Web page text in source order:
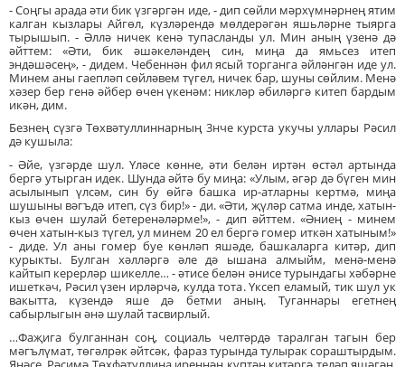
- Соңгы арада әти бик үзгәргән иде, - дип сөйли мәрхүмнәрнең ятим
калган кызлары Айгөл, күзләрендә мөлдерәгән яшьләрне тыярга
тырышып. - Әллә ничек кенә тупасланды ул. Мин аның үзенә дә
әйттем: «Әти, бик әшәкеләндең син, миңа да ямьсез итеп
эндәшәсең», - дидем. Чебеннән фил ясый торганга әйләнгән иде ул.
Минем аны гаепләп сөйләвем түгел, ничек бар, шуны сөйлим. Менә
хәзер бер генә әйбер өчен үкенәм: никләр әбиләргә китеп бардым
икән, дим.
Безнең сүзгә Төхвәтуллиннарның 3нче курста укучы уллары Рәсил
дә кушыла:
- Әйе, үзгәрде шул. Үләсе көнне, әти белән иртән өстәл артында
бергә утырган идек. Шунда әйтә бу миңа: «Улым, әгәр дә бүген мин
асылынып үлсәм, син бу өйгә башка ир-атларны кертмә, миңа
шушыны вәгъдә итеп, сүз бир!» - ди. «Әти, җүләр сатма инде, хатын-
кыз өчен шулай бетеренәләрме!», - дип әйттем. «Әниең - минем
өчен хатын-кыз түгел, ул минем 20 ел бергә гомер иткән хатыным!»
- диде. Ул аны гомер буе көнләп яшәде, башкаларга китәр, дип
курыкты. Булган хәлләргә әле дә ышана алмыйм, менә-менә
кайтып керерләр шикелле… - әтисе белән әнисе турындагы хәбәрне
ишеткәч, Рәсил үзен ирләрчә, кулда тота. Үксеп еламый, тик шул ук
вакытта, күзендә яше дә бетми аның. Туганнары егетнең
сабырлыгын әнә шулай тасвирлый.
…Фаҗига булганнан соң, социаль челтәрдә таралган тагын бер
мәгълүмат, төгәлрәк әйтсәк, фараз турында тулырак сораштырдым.